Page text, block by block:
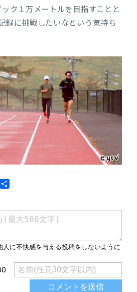
ック１万メートルを目指すことと
録に挑戦したいなという気持ち
共